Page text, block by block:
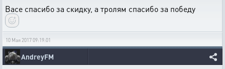
Васе спасибо за скидку, а тролям спасибо за победу
10 Мая 2017 09:19:01
AndreyFM